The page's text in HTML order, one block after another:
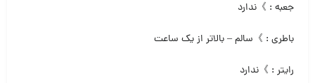
جعبه : 》ندارد
باطری : 》سالم – بالاتر از یک ساعت
رایتر : 》ندارد